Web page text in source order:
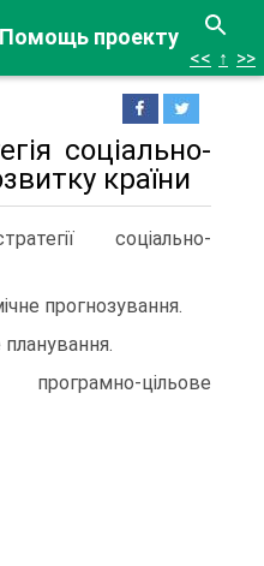
Помощь проекту
<< ↑ >>
соціально-
країни
соціально-
прогнозування.
цільове